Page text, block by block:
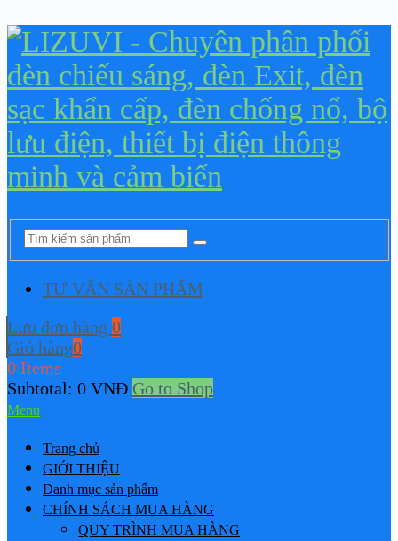
TƯ VẤN SẢN PHẨM
Lưu đơn hàng 0
Giỏ hàng0
0 Items
Subtotal: 0 VNĐ Go to Shop
Menu
Trang chủ
GIỚI THIỆU
Danh mục sản phẩm
CHÍNH SÁCH MUA HÀNG
QUY TRÌNH MUA HÀNG